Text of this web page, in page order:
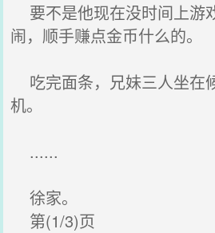
要不是他现在没时间上游
闹，顺手赚点金币什么的。
吃完面条，兄妹三人坐在
机。
......
徐家。
第(1/3)页